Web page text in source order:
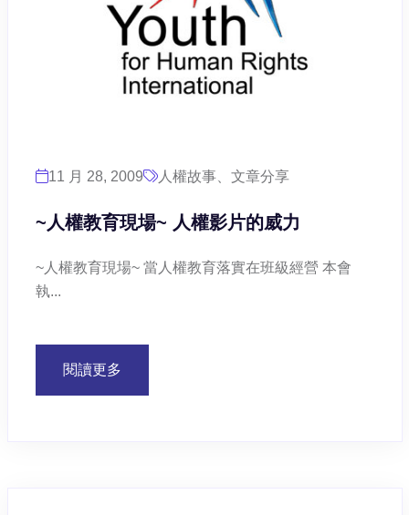
11 月 28, 2009 人權故事、文章分享
~人權教育現場~ 人權影片的威力
~人權教育現場~ 當人權教育落實在班級經營 本會
執...
閱讀更多